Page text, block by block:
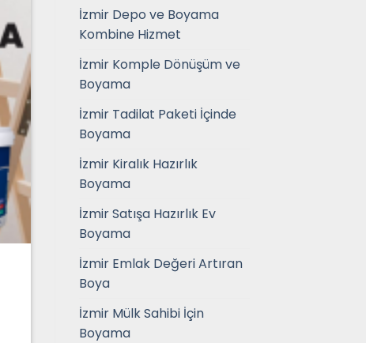
İzmir Depo ve Boyama
Kombine Hizmet
İzmir Komple Dönüşüm ve
Boyama
İzmir Tadilat Paketi İçinde
Boyama
İzmir Kiralık Hazırlık
Boyama
İzmir Satışa Hazırlık Ev
Boyama
İzmir Emlak Değeri Artıran
Boya
İzmir Mülk Sahibi İçin
Boyama